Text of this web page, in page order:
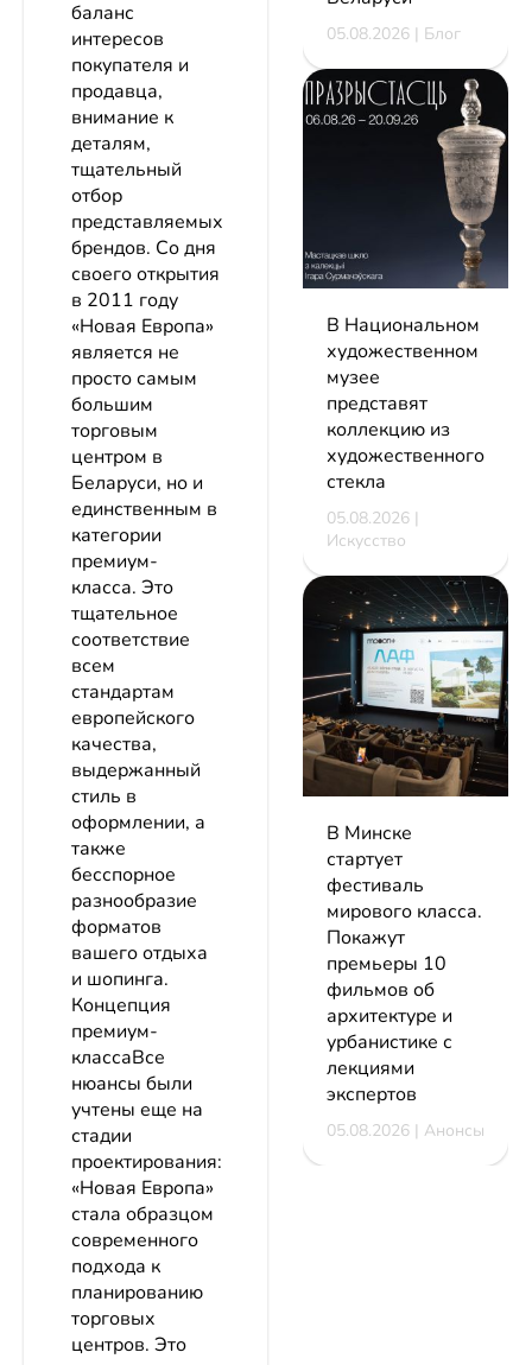
баланс
интересов
покупателя и
продавца,
внимание к
деталям,
тщательный
отбор
представляемых
брендов. Со дня
своего открытия
в 2011 году
«Новая Европа»
является не
просто самым
большим
торговым
центром в
Беларуси, но и
единственным в
категории
премиум-
класса. Это
тщательное
соответствие
всем
стандартам
европейского
качества,
выдержанный
стиль в
оформлении, а
также
бесспорное
разнообразие
форматов
вашего отдыха
и шопинга.
Концепция
премиум-
классаВсе
нюансы были
учтены еще на
стадии
проектирования:
«Новая Европа»
стала образцом
современного
подхода к
планированию
торговых
центров. Это
05.08.2026 | Блог
В Национальном
художественном
музее
представят
коллекцию из
художественного
стекла
05.08.2026 |
Искусство
В Минске
стартует
фестиваль
мирового класса.
Покажут
премьеры 10
фильмов об
архитектуре и
урбанистике с
лекциями
экспертов
05.08.2026 | Анонсы